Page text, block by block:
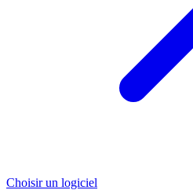
Choisir un logiciel